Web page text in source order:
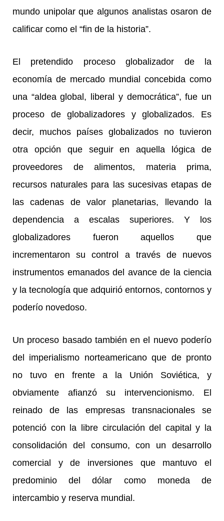
mundo unipolar que algunos analistas osaron de
calificar como el “fin de la historia”.
El pretendido proceso globalizador de la
economía de mercado mundial concebida como
una “aldea global, liberal y democrática”, fue un
proceso de globalizadores y globalizados. Es
decir, muchos países globalizados no tuvieron
otra opción que seguir en aquella lógica de
proveedores de alimentos, materia prima,
recursos naturales para las sucesivas etapas de
las cadenas de valor planetarias, llevando la
dependencia a escalas superiores. Y los
globalizadores fueron aquellos que
incrementaron su control a través de nuevos
instrumentos emanados del avance de la ciencia
y la tecnología que adquirió entornos, contornos y
poderío novedoso.
Un proceso basado también en el nuevo poderío
del imperialismo norteamericano que de pronto
no tuvo en frente a la Unión Soviética, y
obviamente afianzó su intervencionismo. El
reinado de las empresas transnacionales se
potenció con la libre circulación del capital y la
consolidación del consumo, con un desarrollo
comercial y de inversiones que mantuvo el
predominio del dólar como moneda de
intercambio y reserva mundial.